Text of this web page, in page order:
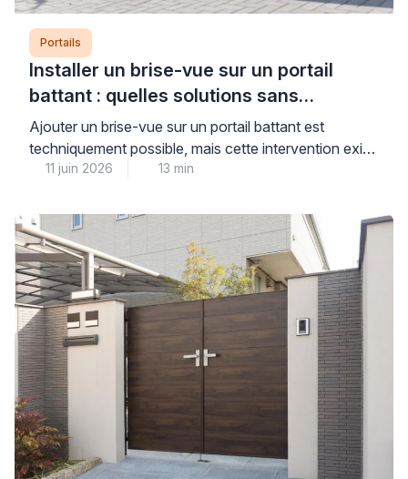
Portails
Installer un brise-vue sur un portail
battant : quelles solutions sans
aggraver l’affaissement ?
Ajouter un brise-vue sur un portail battant est
techniquement possible, mais cette intervention exige
un diagnostic préalable rigoureux pour ne pas
structure déjà sollicitée. La prise au vent et le poids
supplémentaire constituent les deux facteurs
aggravants principaux, particulièrement sur des
gonds fatigués ou des poteaux mal scellés. […]
11 juin 2026 13 min